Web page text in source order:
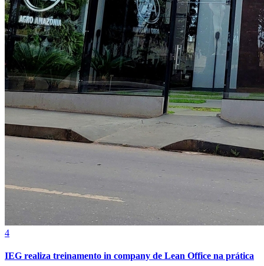
Internacional
4
IEG realiza treinamento in company de Lean Office na prática